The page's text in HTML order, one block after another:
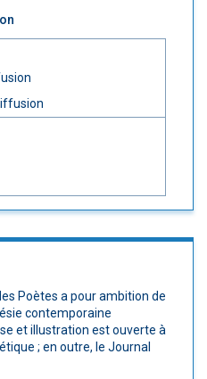
Poètes a pour ambition de
contemporaine
et illustration est ouverte à
; en outre, le Journal